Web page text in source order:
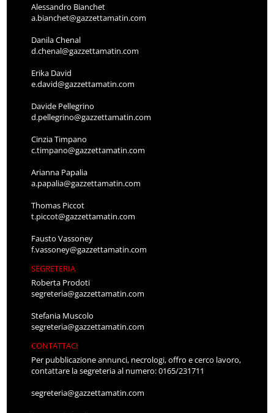
Alessandro Bianchet
a.bianchet@gazzettamatin.com
Danila Chenal
d.chenal@gazzettamatin.com
Erika David
e.david@gazzettamatin.com
Davide Pellegrino
d.pellegrino@gazzettamatin.com
Cinzia Timpano
c.timpano@gazzettamatin.com
Arianna Papalia
a.papalia@gazzettamatin.com
Thomas Piccot
t.piccot@gazzettamatin.com
Fausto Vassoney
f.vassoney@gazzettamatin.com
SEGRETERIA
Roberta Prodoti
segreteria@gazzettamatin.com
Stefania Muscolo
segreteria@gazzettamatin.com
CONTATTACI
Per pubblicazione annunci, necrologi, offro e cerco lavoro,
contattare la segreteria al numero: 0165/231711
segreteria@gazzettamatin.com